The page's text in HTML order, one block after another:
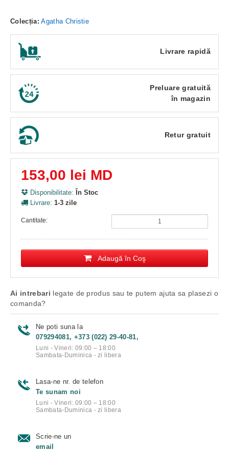
Colecția: Agatha Christie
Livrare rapidă
Preluare gratuită
în magazin
Retur gratuit
153,00 lei MD
Disponibilitate: În Stoc
Livrare: 1-3 zile
Cantitate:
Adaugă în Coş
Ai intrebari legate de produs sau te putem ajuta sa plasezi o
comanda?
Ne poti suna la
079294081, +373 (022) 29-40-81,
Luni - Vineri: 09:00 – 18:00
Sambata-Duminica - zi libera
Lasa-ne nr. de telefon
Te sunam noi
Luni - Vineri: 09:00 – 18:00
Sambata-Duminica - zi libera
Scrie-ne un
email